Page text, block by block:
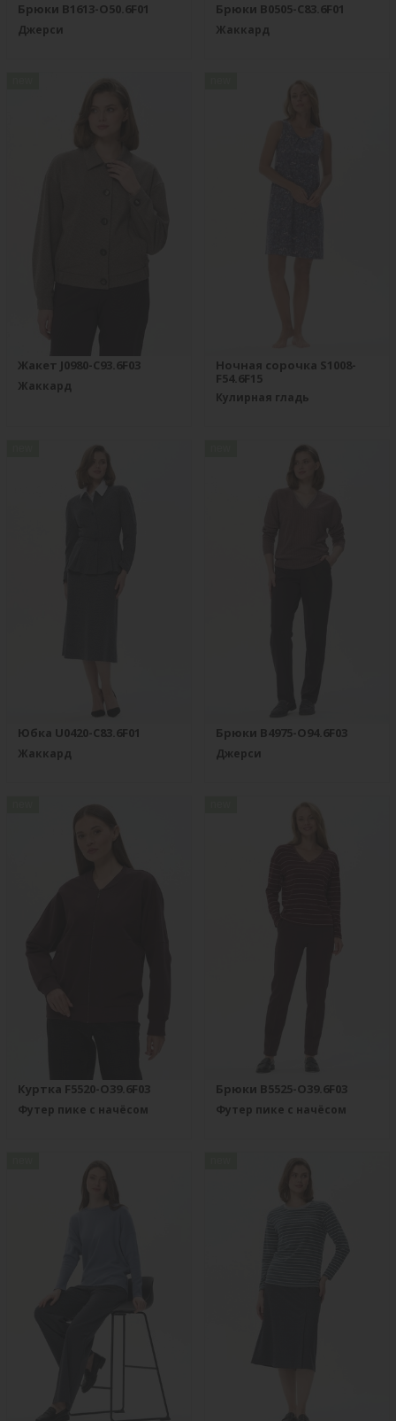
Брюки B1613-O50.6F01
Джерси
Брюки B0505-C83.6F01
Жаккард
Жакет J0980-C93.6F03
Жаккард
Ночная сорочка S1008-
F54.6F15
Кулирная гладь
Юбка U0420-C83.6F01
Жаккард
Брюки B4975-O94.6F03
Джерси
Куртка F5520-O39.6F03
Футер пике с начёсом
Брюки B5525-O39.6F03
Футер пике с начёсом